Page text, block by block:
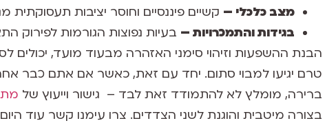
מצב כלכלי – קשיים פיננסיים וחוסר יציבות תעסוקתית
בגידות והתמכרויות – בעיות נפוצות הגורמות לפירוק
הבנת ההשפעות וזיהוי סימני האזהרה מבעוד מועד, יכולים
טרם יגיעו למבוי סתום. יחד עם זאת, כאשר אם אתם כבר
ברירה, מומלץ לא להתמודד זאת לבד – גישור וייעוץ של
בצורה מיטבית והוגנת לשני הצדדים. צרו עימנו קשר עוד היום